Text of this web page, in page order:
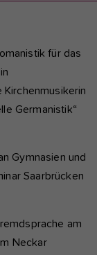
für das
Germanistik“
Gymnasien und
Saarbrücken
am
Neckar